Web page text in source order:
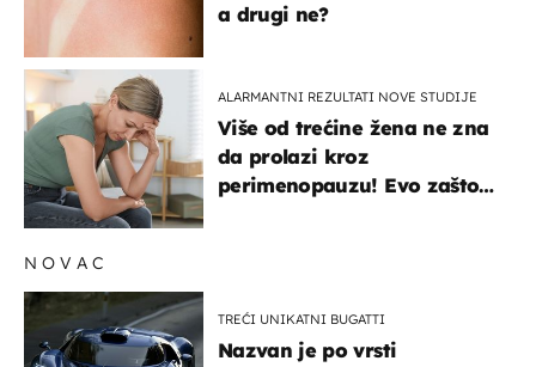
a drugi ne?
ALARMANTNI REZULTATI NOVE STUDIJE
Više od trećine žena ne zna
da prolazi kroz
perimenopauzu! Evo zašto
NOVAC
TREĆI UNIKATNI BUGATTI
Nazvan je po vrsti